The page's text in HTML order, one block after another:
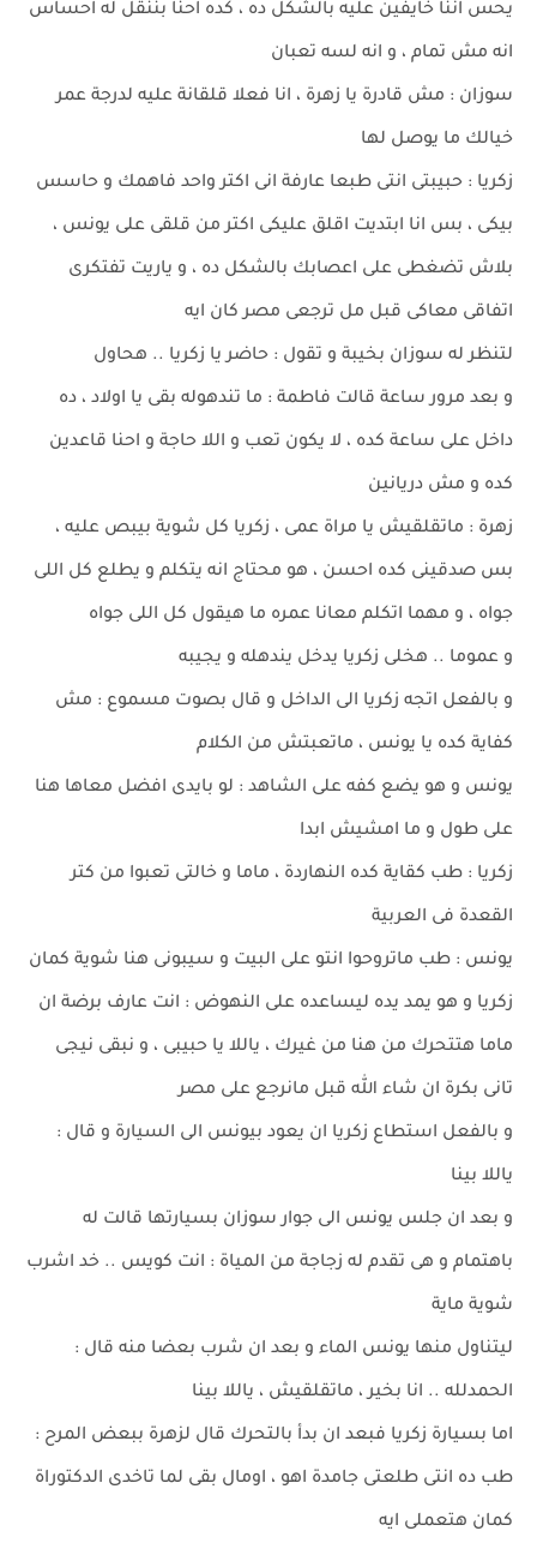
يحس اننا خايفين عليه بالشكل ده ، كده احنا بننقل له احساس
انه مش تمام ، و انه لسه تعبان
سوزان : مش قادرة يا زهرة ، انا فعلا قلقانة عليه لدرجة عمر
خيالك ما يوصل لها
زكريا : حبيبتى انتى طبعا عارفة انى اكتر واحد فاهمك و حاسس
بيكى ، بس انا ابتديت اقلق عليكى اكتر من قلقى على يونس ،
بلاش تضغطى على اعصابك بالشكل ده ، و ياريت تفتكرى
اتفاقى معاكى قبل مل ترجعى مصر كان ايه
لتنظر له سوزان بخيبة و تقول : حاضر يا زكريا .. هحاول
و بعد مرور ساعة قالت فاطمة : ما تندهوله بقى يا اولاد ، ده
داخل على ساعة كده ، لا يكون تعب و اللا حاجة و احنا قاعدين
كده و مش دريانين
زهرة : ماتقلقيش يا مراة عمى ، زكريا كل شوية بيبص عليه ،
بس صدقينى كده احسن ، هو محتاج انه يتكلم و يطلع كل اللى
جواه ، و مهما اتكلم معانا عمره ما هيقول كل اللى جواه
و عموما .. هخلى زكريا يدخل يندهله و يجيبه
و بالفعل اتجه زكريا الى الداخل و قال بصوت مسموع : مش
كفاية كده يا يونس ، ماتعبتش من الكلام
يونس و هو يضع كفه على الشاهد : لو بايدى افضل معاها هنا
على طول و ما امشيش ابدا
زكريا : طب كقاية كده النهاردة ، ماما و خالتى تعبوا من كتر
القعدة فى العربية
يونس : طب ماتروحوا انتو على البيت و سيبونى هنا شوية كمان
زكريا و هو يمد يده ليساعده على النهوض : انت عارف برضة ان
ماما هتتحرك من هنا من غيرك ، ياللا يا حبيبى ، و نبقى نيجى
تانى بكرة ان شاء الله قبل مانرجع على مصر
و بالفعل استطاع زكريا ان يعود بيونس الى السيارة و قال :
ياللا بينا
و بعد ان جلس يونس الى جوار سوزان بسيارتها قالت له
باهتمام و هى تقدم له زجاجة من المياة : انت كويس .. خد اشرب
شوية ماية
ليتناول منها يونس الماء و بعد ان شرب بعضا منه قال :
الحمدلله .. انا بخير ، ماتقلقيش ، ياللا بينا
اما بسيارة زكريا فبعد ان بدأ بالتحرك قال لزهرة ببعض المرح :
طب ده انتى طلعتى جامدة اهو ، اومال بقى لما تاخدى الدكتوراة
كمان هتعملى ايه